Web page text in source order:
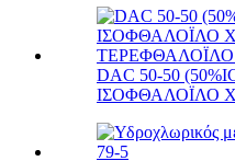
DAC 50-50
ΙΣΟΦΘΑΛΟΪΛΟ